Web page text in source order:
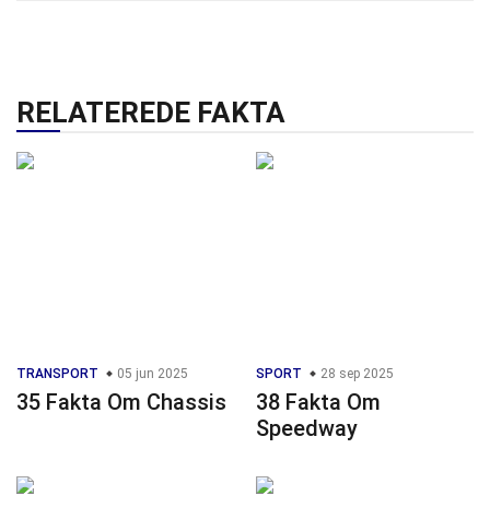
RELATEREDE FAKTA
TRANSPORT 05 jun 2025
35 Fakta Om Chassis
SPORT 28 sep 2025
38 Fakta Om
Speedway